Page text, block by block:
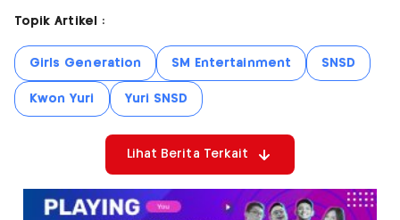
Topik Artikel :
Girls Generation SM Entertainment SNSD
Kwon Yuri Yuri SNSD
Lihat Berita Terkait